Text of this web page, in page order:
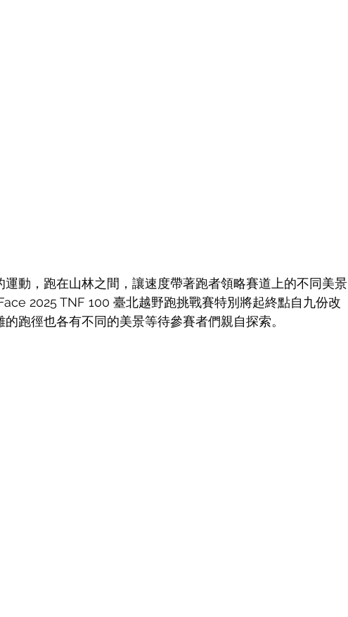
動，跑在山林之間，讓速度帶著跑者領略賽道上的不同美景
2025 TNF 100 臺北越野跑挑戰賽特別將起終點自九份改
跑徑也各有不同的美景等待參賽者們親自探索。